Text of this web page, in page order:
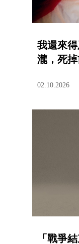
我還來
瀧，死
02.10.2026
「戰爭